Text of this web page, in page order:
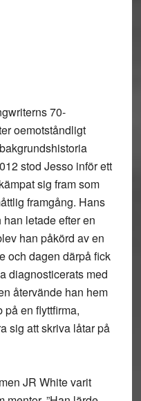
70-
oemotståndligt
stod Jesso inför ett
sig fram som
framgång. Hans
letade efter en
han påkörd av en
och dagen därpå fick
diagnosticerats med
återvände han hem
på en flyttfirma,
sig att skriva låtar på
JR White varit